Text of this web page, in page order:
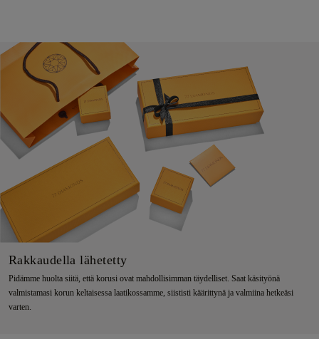
Rakkaudella lähetetty
Pidämme huolta siitä, että korusi ovat mahdollisimman täydelliset. Saat käsityönä
valmistamasi korun keltaisessa laatikossamme, siististi käärittynä ja valmiina hetkeäsi
varten.